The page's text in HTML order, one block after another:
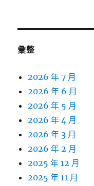
彙整
2026 年 7 月
2026 年 6 月
2026 年 5 月
2026 年 4 月
2026 年 3 月
2026 年 2 月
2025 年 12 月
2025 年 11 月